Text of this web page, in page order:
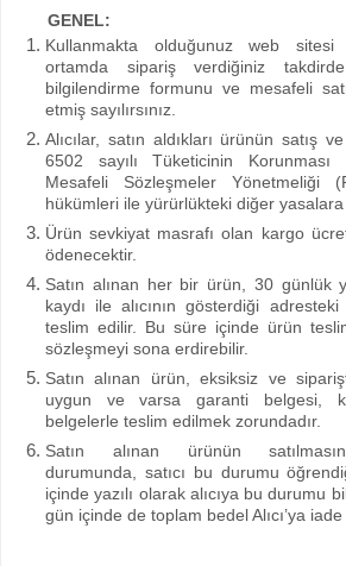
GENEL:
Kullanmakta olduğunuz web sitesi
ortamda sipariş verdiğiniz
bilgilendirme formunu ve mesafeli
etmiş sayılırsınız.
Alıcılar, satın aldıkları ürünün satış
6502 sayılı Tüketicinin
Mesafeli Sözleşmeler Yönetmeliği
hükümleri ile yürürlükteki diğer yasalara
Ürün sevkiyat masrafı olan kargo
ödenecektir.
Satın alınan her bir ürün, 30 günlük
kaydı ile alıcının gösterdiği
teslim edilir. Bu süre içinde ürün
sözleşmeyi sona erdirebilir.
Satın alınan ürün, eksiksiz ve
uygun ve varsa garanti belgesi,
belgelerle teslim edilmek zorundadır.
Satın alınan ürünün
durumunda, satıcı bu durumu
içinde yazılı olarak alıcıya bu durumu
gün içinde de toplam bedel Alıcı’ya